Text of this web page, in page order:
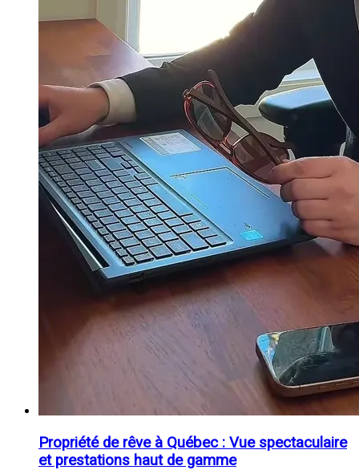
Propriété de rêve à Québec : Vue spectaculaire
et prestations haut de gamme